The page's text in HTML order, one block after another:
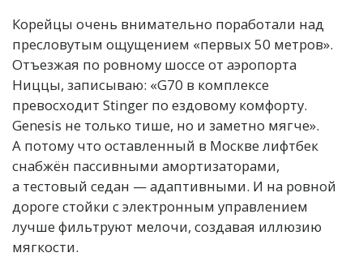
Корейцы очень внимательно поработали над
пресловутым ощущением «первых 50 метров».
Отъезжая по ровному шоссе от аэропорта
Ниццы, записываю: «G70 в комплексе
превосходит Stinger по ездовому комфорту.
Genesis не только тише, но и заметно мягче».
А потому что оставленный в Москве лифтбек
снабжён пассивными амортизаторами,
а тестовый седан — адаптивными. И на ровной
дороге стойки с электронным управлением
лучше фильтруют мелочи, создавая иллюзию
мягкости.